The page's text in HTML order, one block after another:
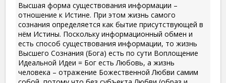
Высшая форма существования информации –
отношение к Истине. При этом жизнь самого
сознания определяется как бытие присутствующей в
нём Истины. Поскольку информационный обмен и
есть способ существования информации, то жизнь
Высшего Сознания (Бога) есть по сути Воплощение
Идеальной Идеи = Бог есть Любовь, а жизнь
человека – отражение Божественной Любви самим